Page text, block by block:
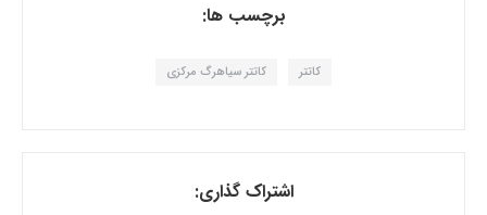
برچسب ها:
کاتتر کاتتر سیاهرگ مرکزی
اشتراک گذاری: